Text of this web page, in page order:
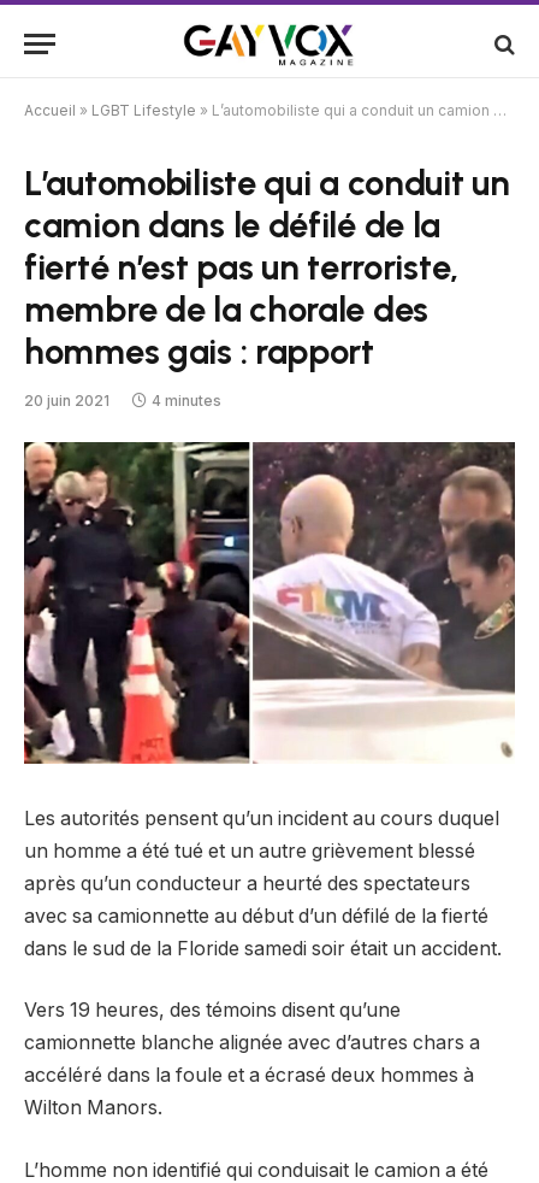
Accueil » LGBT Lifestyle » L’automobiliste qui a conduit un camion dans le défilé de la fierté n’est pas un terroriste, membre de la chorale des hommes gais : rapport
L’automobiliste qui a conduit un
camion dans le défilé de la
fierté n’est pas un terroriste,
membre de la chorale des
hommes gais : rapport
20 juin 2021 4 minutes
Les autorités pensent qu’un incident au cours duquel
un homme a été tué et un autre grièvement blessé
après qu’un conducteur a heurté des spectateurs
avec sa camionnette au début d’un défilé de la fierté
dans le sud de la Floride samedi soir était un accident.
Vers 19 heures, des témoins disent qu’une
camionnette blanche alignée avec d’autres chars a
accéléré dans la foule et a écrasé deux hommes à
Wilton Manors.
L’homme non identifié qui conduisait le camion a été